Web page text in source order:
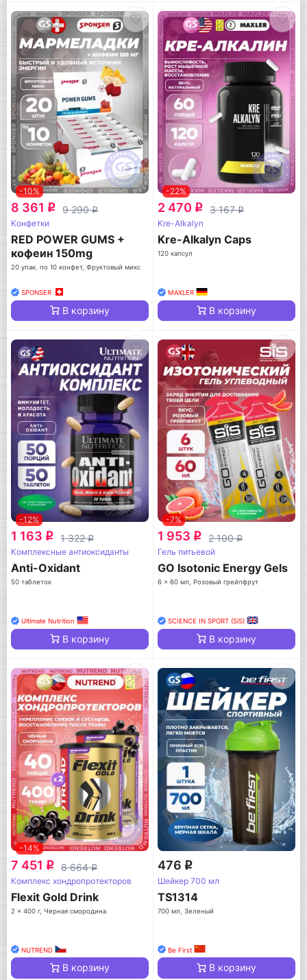
-10%
8 361 q 9 290q
Конфетки
RED POWER GUMS +
кофеин 150mg
20 упак. по 10 конфет, Фруктовый микс
SPONSER
В корзину
-22%
2 470 q 3 167q
Kre-Alkalyn
Kre-Alkalyn Caps
120 капсул
MAXLER
В корзину
-12%
1 163 q 1 322q
Комплексные антиоксиданты
Anti-Oxidant
50 таблеток
Ultimate Nutrition
В корзину
-7%
1 953 q 2 100q
Гель питьевой
GO Isotonic Energy Gels
6 x 60 мл, Розовый грейпфрут
SCIENCE IN SPORT (SiS)
В корзину
-14%
7 451 q 8 664q
Комплекс хондропротекторов
Flexit Gold Drink
2 x 400 г, Черная смородина
NUTREND
В корзину
476 q
Шейкер 700 мл
TS1314
700 мл, Зеленый
Be First
В корзину